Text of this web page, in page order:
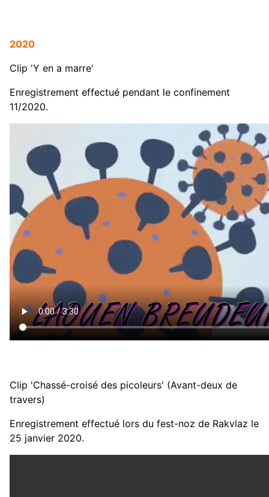
2020
Clip 'Y en a marre'
Enregistrement effectué pendant le confinement
11/2020.
Clip 'Chassé-croisé des picoleurs' (Avant-deux de
travers)
Enregistrement effectué lors du fest-noz de Rakvlaz le
25 janvier 2020.